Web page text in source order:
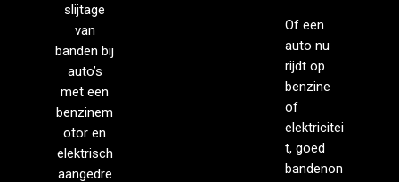
slijtage
van
banden bij
auto’s
met een
benzinem
otor en
elektrisch
aangedre
Of een
auto nu
rijdt op
benzine
of
elektricitei
t, goed
bandenon